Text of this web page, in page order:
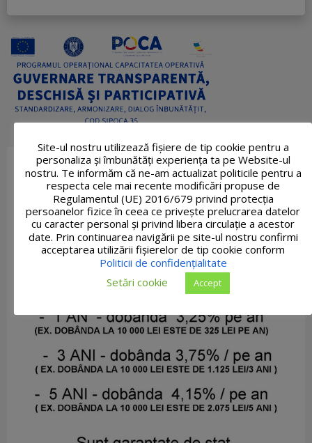
Site-ul nostru utilizează fişiere de tip cookie pentru a
personaliza și îmbunătăți experiența ta pe Website-ul
nostru. Te informăm că ne-am actualizat politicile pentru a
respecta cele mai recente modificări propuse de
Regulamentul (UE) 2016/679 privind protecția
persoanelor fizice în ceea ce privește prelucrarea datelor
cu caracter personal și privind libera circulație a acestor
date. Prin continuarea navigării pe site-ul nostru confirmi
acceptarea utilizării fişierelor de tip cookie conform
Politicii de confidențialitate
Setări cookie
Accept